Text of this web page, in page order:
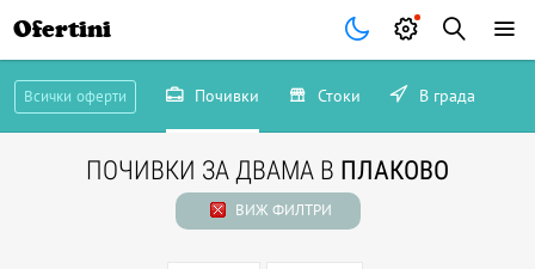
Ofertini
Всички оферти Почивки Стоки В града
ПОЧИВКИ ЗА ДВАМА В ПЛАКОВО
ВИЖ ФИЛТРИ